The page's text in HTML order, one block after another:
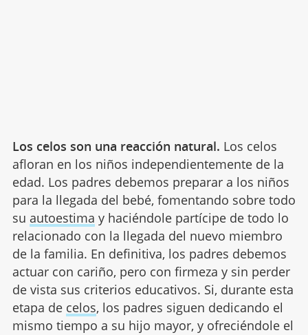
Los celos son una reacción natural. Los celos
afloran en los niños independientemente de la
edad. Los padres debemos preparar a los niños
para la llegada del bebé, fomentando sobre todo
su autoestima y haciéndole partícipe de todo lo
relacionado con la llegada del nuevo miembro
de la familia. En definitiva, los padres debemos
actuar con cariño, pero con firmeza y sin perder
de vista sus criterios educativos. Si, durante esta
etapa de celos, los padres siguen dedicando el
mismo tiempo a su hijo mayor, y ofreciéndole el